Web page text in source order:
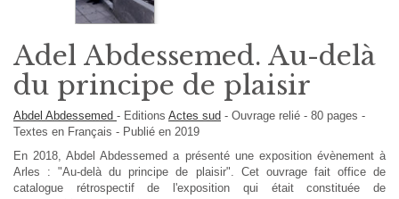
Adel Abdessemed. Au-delà
du principe de plaisir
Abdel Abdessemed - Editions Actes sud - Ouvrage relié - 80 pages -
Textes en Français - Publié en 2019
En 2018, Abdel Abdessemed a présenté une exposition évènement à
Arles : "Au-delà du principe de plaisir". Cet ouvrage fait office de
catalogue rétrospectif de l'exposition qui était constituée de